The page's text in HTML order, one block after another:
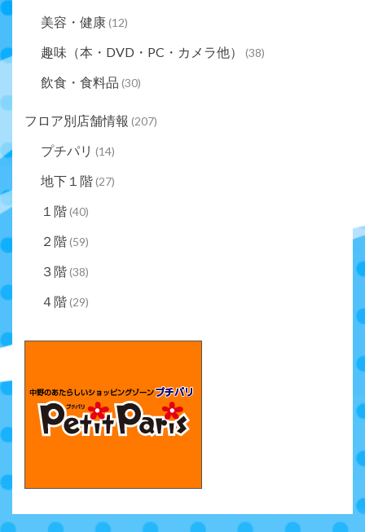
美容・健康(12)
趣味（本・DVD・PC・カメラ他） (38)
飲食・食料品 (30)
フロア別店舗情報 (207)
プチパリ (14)
地下１階(27)
１階(40)
２階(59)
３階(38)
４階(29)